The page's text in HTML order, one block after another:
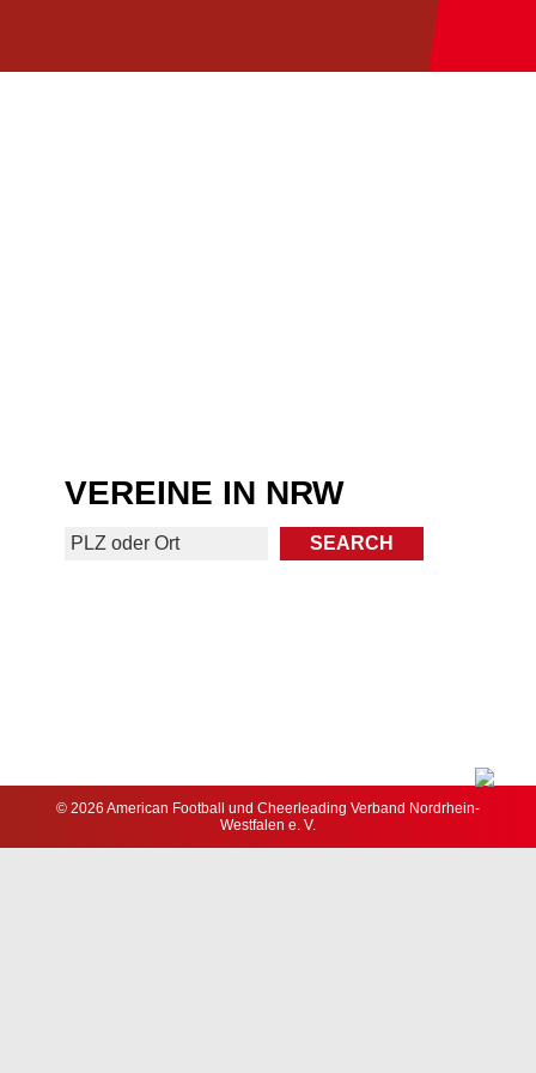
VEREINE IN NRW
© 2026 American Football und Cheerleading Verband Nordrhein-
Westfalen e. V.